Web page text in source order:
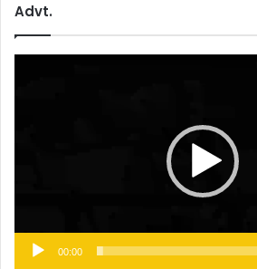
Advt.
00:00